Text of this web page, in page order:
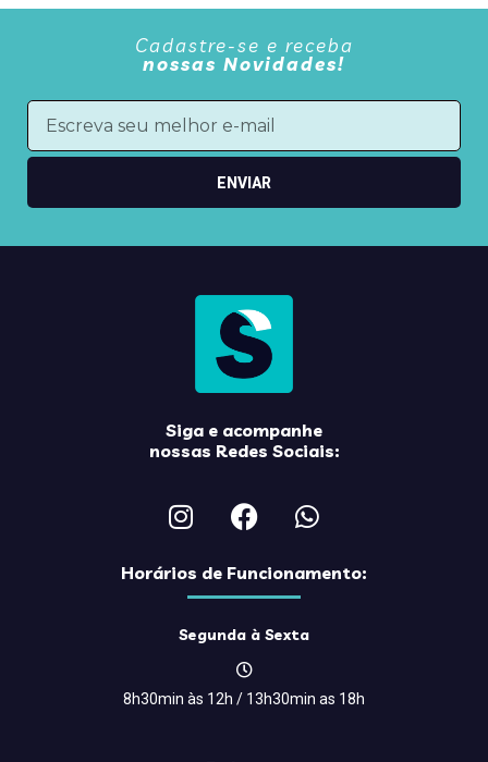
Cadastre-se e receba
nossas Novidades!
ENVIAR
Siga e acompanhe
nossas Redes Sociais:
Horários de Funcionamento:
Segunda à Sexta
8h30min às 12h / 13h30min as 18h